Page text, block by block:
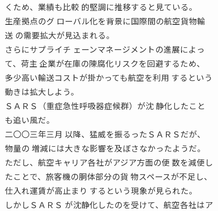
くため、業績も比較 的堅調に推移すると見ている。
生産拠点のグ ローバル化を背景に国際間の航空貨物輸
送 の需要拡大が見込まれる。
さらにサプライチ ェーンマネージメントの進展によっ
て、荷主 企業が在庫の陳腐化リスクを回避するため、
多少高い輸送コストが掛かっても航空を利用 するという
動きは拡大しよう。
ＳＡＲＳ（重症急性呼吸器症候群）が沈 静化したこと
も追い風だ。
二〇〇三年三月 以降、猛威を振るったＳＡＲＳだが、
物量の 増減には大きな影響を及ぼさなかったようだ。
ただし、航空キャリア各社がアジア方面の便 数を減便し
たことで、旅客機の胴体部分の貨 物スペースが不足し、
仕入れ運賃が高止まり するという現象が見られた。
しかしＳＡＲＳ が沈静化したのを受けて、航空各社はア